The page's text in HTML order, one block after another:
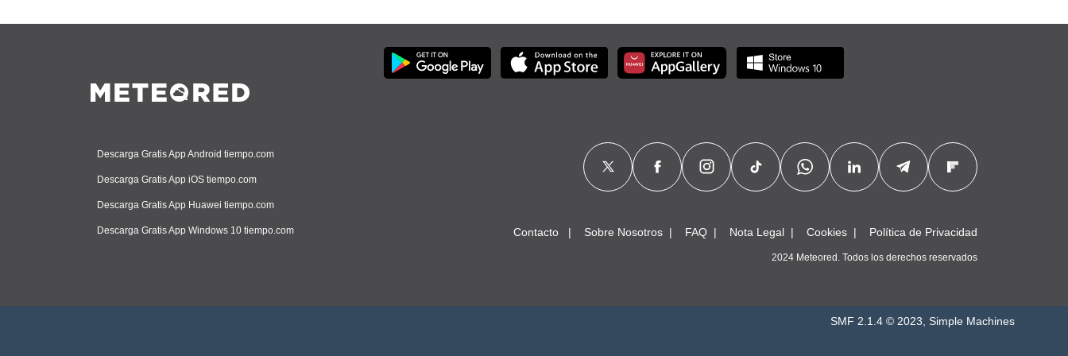
Descarga Gratis App Android tiempo.com
Descarga Gratis App iOS tiempo.com
Descarga Gratis App Huawei tiempo.com
Descarga Gratis App Windows 10 tiempo.com Contacto Sobre Nosotros FAQ Nota Legal Cookies Política de Privacidad
2024 Meteored. Todos los derechos reservados
SMF 2.1.4 © 2023, Simple Machines